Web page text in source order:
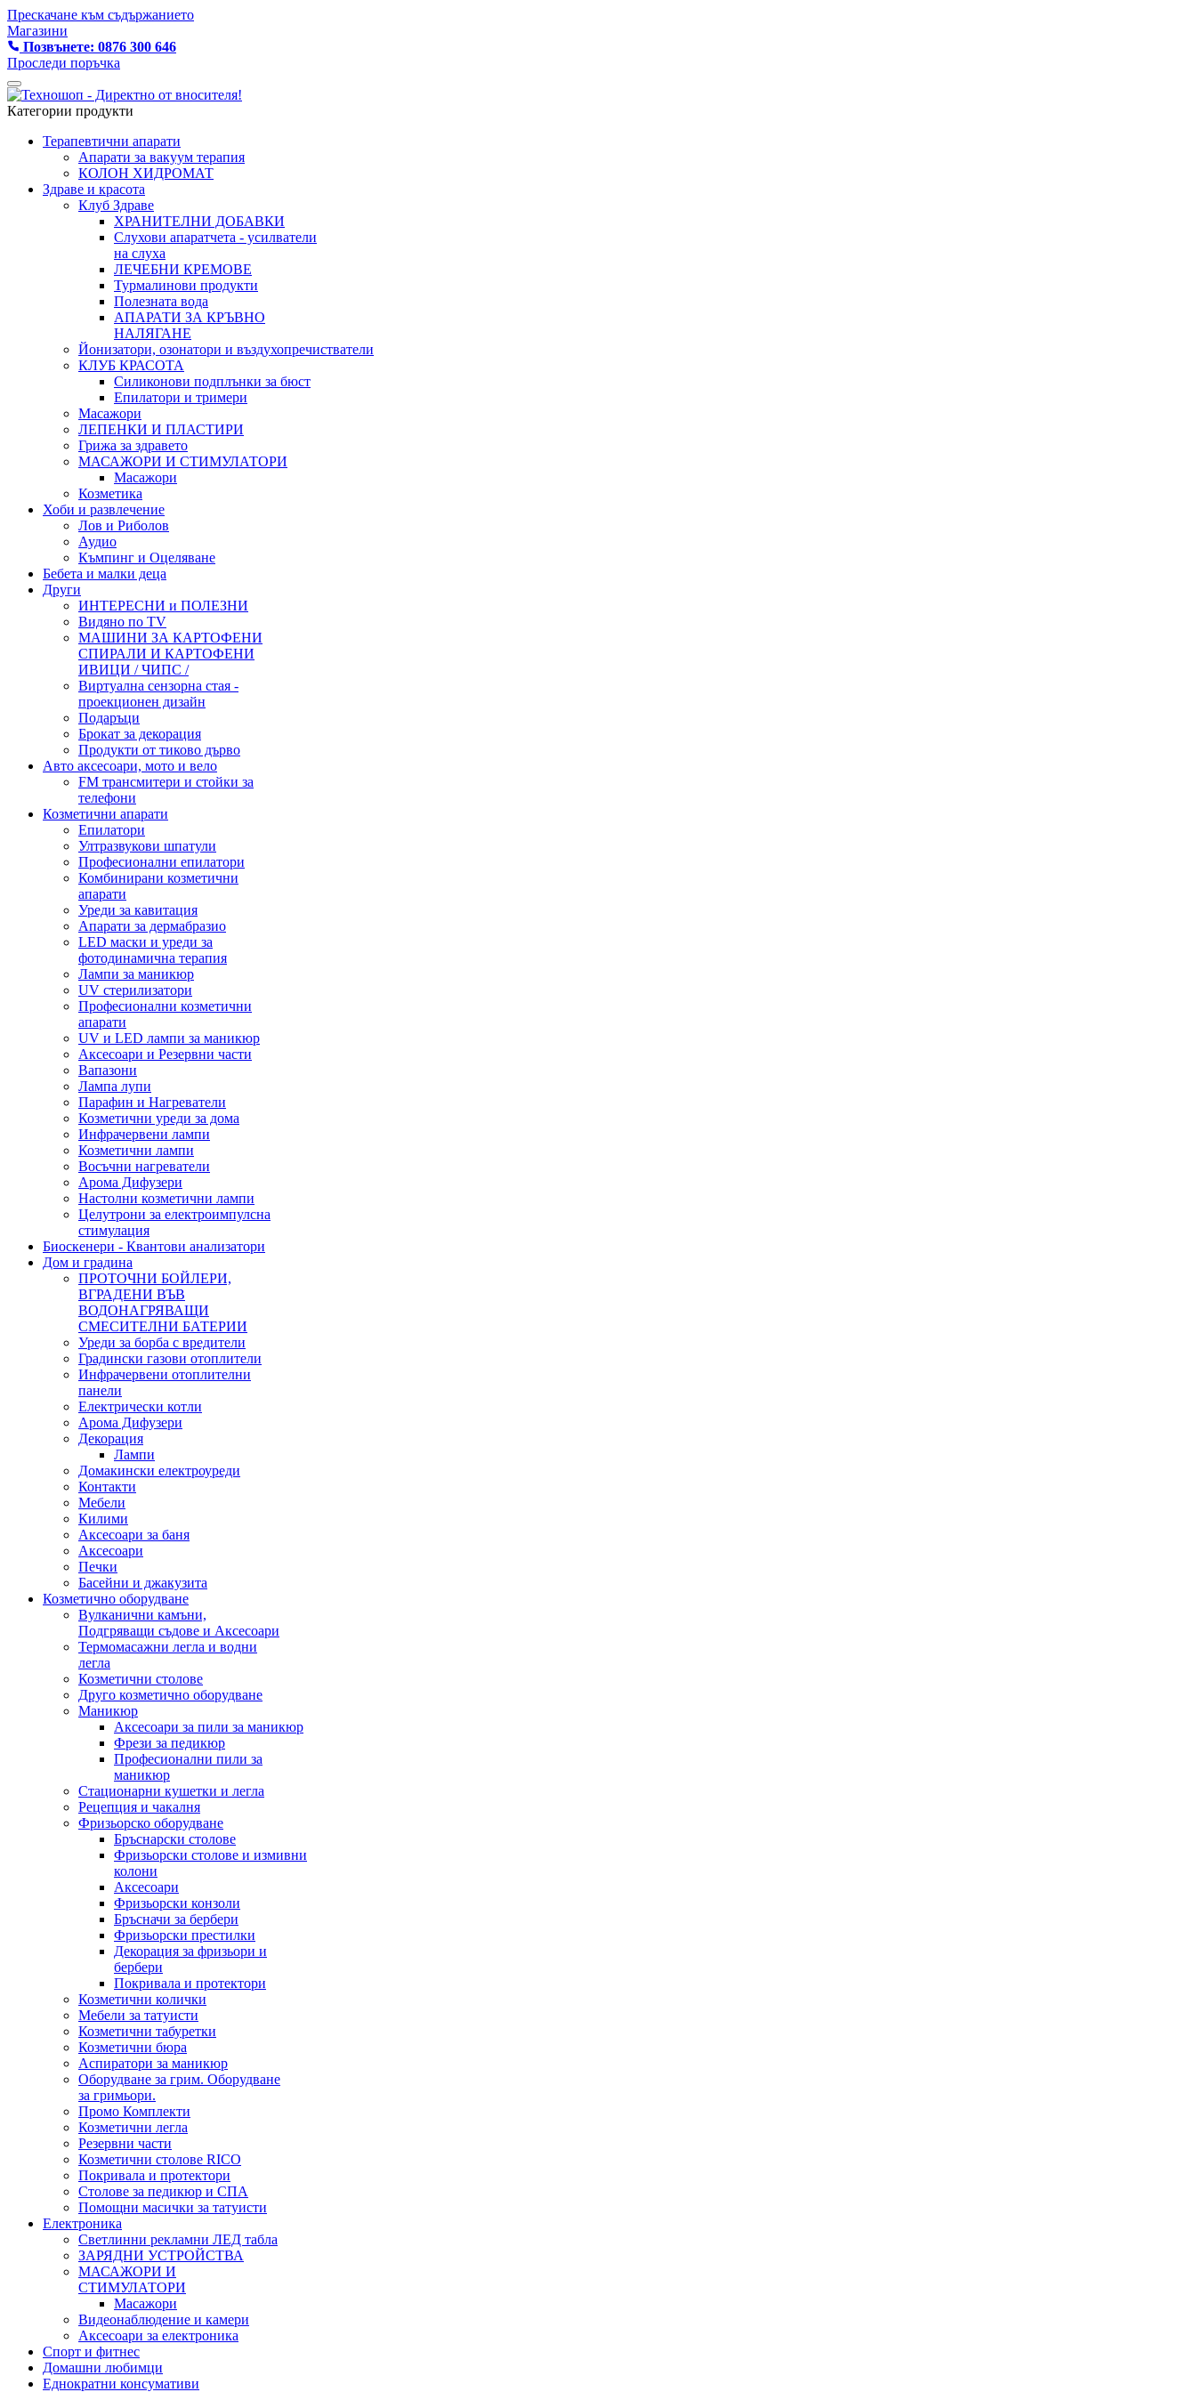
Прескачане към съдържанието
Магазини
Позвънете: 0876 300 646
Проследи поръчка
Категории продукти
Терапевтични апарати
Апарати за вакуум терапия
КОЛОН ХИДРОМАТ
Здраве и красота
Клуб Здраве
ХРАНИТЕЛНИ ДОБАВКИ
Слухови апаратчета - усилватели
на слуха
ЛЕЧЕБНИ КРЕМОВЕ
Турмалинови продукти
Полезната вода
АПАРАТИ ЗА КРЪВНО
НАЛЯГАНЕ
Йонизатори, озонатори и въздухопречистватели
КЛУБ КРАСОТА
Силиконови подплънки за бюст
Епилатори и тримери
Масажори
ЛЕПЕНКИ И ПЛАСТИРИ
Грижа за здравето
МАСАЖОРИ И СТИМУЛАТОРИ
Масажори
Козметика
Хоби и развлечение
Лов и Риболов
Аудио
Къмпинг и Оцеляване
Бебета и малки деца
Други
ИНТЕРЕСНИ и ПОЛЕЗНИ
Видяно по TV
МАШИНИ ЗА КАРТОФЕНИ
СПИРАЛИ И КАРТОФЕНИ
ИВИЦИ / ЧИПС /
Виртуална сензорна стая -
проекционен дизайн
Подаръци
Брокат за декорация
Продукти от тиково дърво
Авто аксесоари, мото и вело
FM трансмитери и стойки за
телефони
Козметични апарати
Епилатори
Ултразвукови шпатули
Професионални епилатори
Комбинирани козметични
апарати
Уреди за кавитация
Апарати за дермабразио
LED маски и уреди за
фотодинамична терапия
Лампи за маникюр
UV стерилизатори
Професионални козметични
апарати
UV и LED лампи за маникюр
Аксесоари и Резервни части
Вапазони
Лампа лупи
Парафин и Нагреватели
Козметични уреди за дома
Инфрачервени лампи
Козметични лампи
Восъчни нагреватели
Арома Дифузери
Настолни козметични лампи
Целутрони за електроимпулсна
стимулация
Биоскенери - Квантови анализатори
Дом и градина
ПРОТОЧНИ БОЙЛЕРИ,
ВГРАДЕНИ ВЪВ
ВОДОНАГРЯВАЩИ
СМЕСИТЕЛНИ БАТЕРИИ
Уреди за борба с вредители
Градински газови отоплители
Инфрачервени отоплителни
панели
Електрически котли
Арома Дифузери
Декорация
Лампи
Домакински електроуреди
Контакти
Мебели
Килими
Аксесоари за баня
Аксесоари
Печки
Басейни и джакузита
Козметично оборудване
Вулканични камъни,
Подгряващи съдове и Аксесоари
Термомасажни легла и водни
легла
Козметични столове
Друго козметично оборудване
Маникюр
Аксесоари за пили за маникюр
Фрези за педикюр
Професионални пили за
маникюр
Стационарни кушетки и легла
Рецепция и чакалня
Фризьорско оборудване
Бръснарски столове
Фризьорски столове и измивни
колони
Аксесоари
Фризьорски конзоли
Бръсначи за бербери
Фризьорски престилки
Декорация за фризьори и
бербери
Покривала и протектори
Козметични колички
Мебели за татуисти
Козметични табуретки
Козметични бюра
Аспиратори за маникюр
Оборудване за грим. Оборудване
за гримьори.
Промо Комплекти
Козметични легла
Резервни части
Козметични столове RICO
Покривала и протектори
Столове за педикюр и СПА
Помощни масички за татуисти
Електроника
Светлинни рекламни ЛЕД табла
ЗАРЯДНИ УСТРОЙСТВА
МАСАЖОРИ И
СТИМУЛАТОРИ
Масажори
Видеонаблюдение и камери
Аксесоари за електроника
Спорт и фитнес
Домашни любимци
Еднократни консумативи